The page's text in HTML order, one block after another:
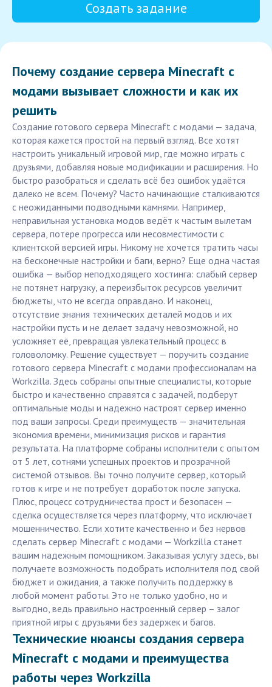
Создать задание
Почему создание сервера Minecraft с
модами вызывает сложности и как их
решить
Создание готового сервера Minecraft с модами — задача,
которая кажется простой на первый взгляд. Все хотят
настроить уникальный игровой мир, где можно играть с
друзьями, добавляя новые модификации и расширения. Но
быстро разобраться и сделать всё без ошибок удаётся
далеко не всем. Почему? Часто начинающие сталкиваются
с неожиданными подводными камнями. Например,
неправильная установка модов ведёт к частым вылетам
сервера, потере прогресса или несовместимости с
клиентской версией игры. Никому не хочется тратить часы
на бесконечные настройки и баги, верно? Еще одна частая
ошибка — выбор неподходящего хостинга: слабый сервер
не потянет нагрузку, а переизбыток ресурсов увеличит
бюджеты, что не всегда оправдано. И наконец,
отсутствие знания технических деталей модов и их
настройки пусть и не делает задачу невозможной, но
усложняет её, превращая увлекательный процесс в
головоломку. Решение существует — поручить создание
готового сервера Minecraft с модами профессионалам на
Workzilla. Здесь собраны опытные специалисты, которые
быстро и качественно справятся с задачей, подберут
оптимальные моды и надежно настроят сервер именно
под ваши запросы. Среди преимуществ — значительная
экономия времени, минимизация рисков и гарантия
результата. На платформе собраны исполнители с опытом
от 5 лет, сотнями успешных проектов и прозрачной
системой отзывов. Вы точно получите сервер, который
готов к игре и не потребует доработок после запуска.
Плюс, процесс сотрудничества прост и безопасен —
сделка осуществляется через платформу, что исключает
мошенничество. Если хотите качественно и без нервов
сделать сервер Minecraft с модами — Workzilla станет
вашим надежным помощником. Заказывая услугу здесь, вы
получаете возможность подобрать исполнителя под свой
бюджет и ожидания, а также получить поддержку в
любой момент работы. Это не только удобно, но и
выгодно, ведь правильно настроенный сервер – залог
приятной игры с друзьями без задержек и багов.
Технические нюансы создания сервера
Minecraft с модами и преимущества
работы через Workzilla